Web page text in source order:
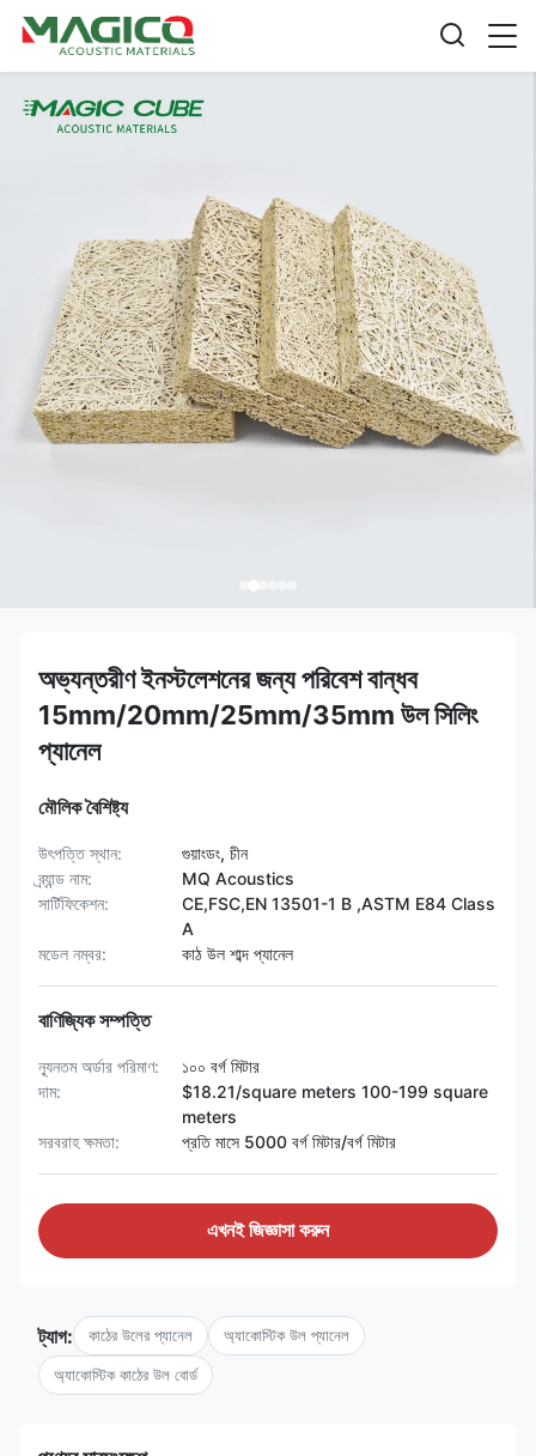
অভ্যন্তরীণ ইনস্টলেশনের জন্য পরিবেশ বান্ধব
15mm/20mm/25mm/35mm উল সিলিং
প্যানেল
মৌলিক বৈশিষ্ট্য
উৎপত্তি স্থান:
গুয়াংডং, চীন
ব্র্যান্ড নাম:
MQ Acoustics
সার্টিফিকেশন:
CE,FSC,EN 13501-1 B ,ASTM E84 Class
A
মডেল নম্বর:
কাঠ উল শাব্দ প্যানেল
বাণিজ্যিক সম্পত্তি
ন্যূনতম অর্ডার পরিমাণ:
১০০ বর্গ মিটার
দাম:
$18.21/square meters 100-199 square
meters
সরবরাহ ক্ষমতা:
প্রতি মাসে 5000 বর্গ মিটার/বর্গ মিটার
এখনই জিজ্ঞাসা করুন
ট্যাগ: কাঠের উলের প্যানেল অ্যাকোস্টিক উল প্যানেল
অ্যাকোস্টিক কাঠের উল বোর্ড